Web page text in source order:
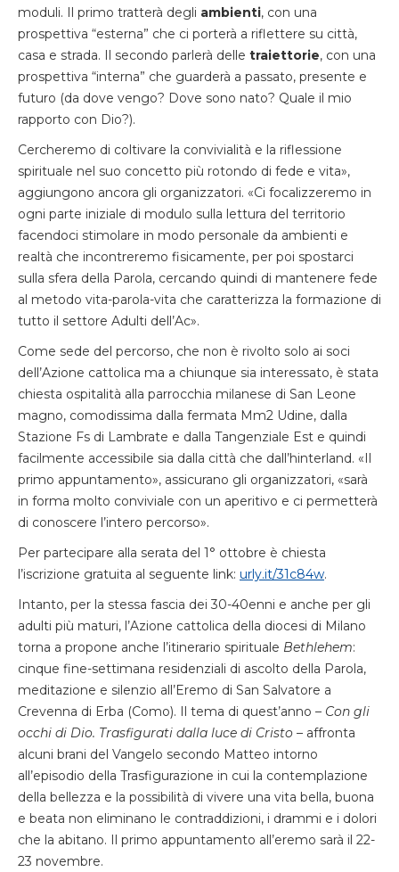
moduli. Il primo tratterà degli ambienti, con una
prospettiva “esterna” che ci porterà a riflettere su città,
casa e strada. Il secondo parlerà delle traiettorie, con una
prospettiva “interna” che guarderà a passato, presente e
futuro (da dove vengo? Dove sono nato? Quale il mio
rapporto con Dio?).
Cercheremo di coltivare la convivialità e la riflessione
spirituale nel suo concetto più rotondo di fede e vita»,
aggiungono ancora gli organizzatori. «Ci focalizzeremo in
ogni parte iniziale di modulo sulla lettura del territorio
facendoci stimolare in modo personale da ambienti e
realtà che incontreremo fisicamente, per poi spostarci
sulla sfera della Parola, cercando quindi di mantenere fede
al metodo vita-parola-vita che caratterizza la formazione di
tutto il settore Adulti dell’Ac».
Come sede del percorso, che non è rivolto solo ai soci
dell’Azione cattolica ma a chiunque sia interessato, è stata
chiesta ospitalità alla parrocchia milanese di San Leone
magno, comodissima dalla fermata Mm2 Udine, dalla
Stazione Fs di Lambrate e dalla Tangenziale Est e quindi
facilmente accessibile sia dalla città che dall’hinterland. «Il
primo appuntamento», assicurano gli organizzatori, «sarà
in forma molto conviviale con un aperitivo e ci permetterà
di conoscere l’intero percorso».
Per partecipare alla serata del 1° ottobre è chiesta
l’iscrizione gratuita al seguente link: urly.it/31c84w.
Intanto, per la stessa fascia dei 30-40enni e anche per gli
adulti più maturi, l’Azione cattolica della diocesi di Milano
torna a propone anche l’itinerario spirituale Bethlehem:
cinque fine-settimana residenziali di ascolto della Parola,
meditazione e silenzio all’Eremo di San Salvatore a
Crevenna di Erba (Como). Il tema di quest’anno – Con gli
occhi di Dio. Trasfigurati dalla luce di Cristo – affronta
alcuni brani del Vangelo secondo Matteo intorno
all’episodio della Trasfigurazione in cui la contemplazione
della bellezza e la possibilità di vivere una vita bella, buona
e beata non eliminano le contraddizioni, i drammi e i dolori
che la abitano. Il primo appuntamento all’eremo sarà il 22-
23 novembre.